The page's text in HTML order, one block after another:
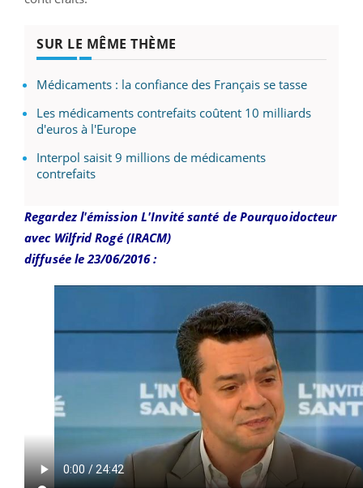
SUR LE MÊME THÈME
Médicaments : la confiance des Français se tasse
Les médicaments contrefaits coûtent 10 milliards
d'euros à l'Europe
Interpol saisit 9 millions de médicaments
contrefaits
Regardez l'émission L'Invité santé de Pourquoidocteur
avec Wilfrid Rogé (IRACM)
diffusée le 23/06/2016 :